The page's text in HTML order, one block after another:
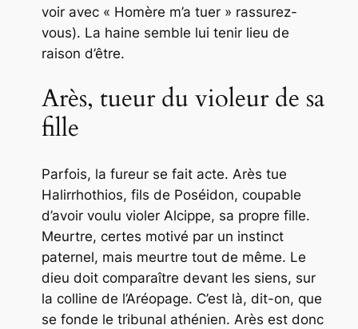
voir avec « Homère m’a tuer » rassurez-
vous). La haine semble lui tenir lieu de
raison d’être.
Arès, tueur du violeur de sa
fille
Parfois, la fureur se fait acte. Arès tue
Halirrhothios, fils de Poséidon, coupable
d’avoir voulu violer Alcippe, sa propre fille.
Meurtre, certes motivé par un instinct
paternel, mais meurtre tout de même. Le
dieu doit comparaître devant les siens, sur
la colline de l’Aréopage. C’est là, dit-on, que
se fonde le tribunal athénien. Arès est donc